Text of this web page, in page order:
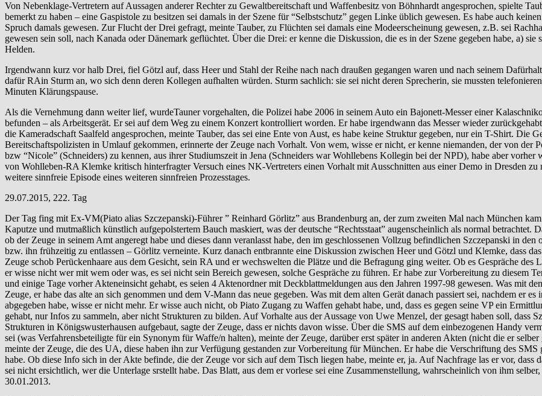
Von Nebenklage-Vertretern auf Aussagen anderer Rechter zu Gewaltbereitschaft und Waffenbesitz von Böhnhardt angesprochen, spielte
bemerkt zu haben – eine Gaspistole zu besitzen sei damals in der Szene für “Selbstschutz” gegen Linke üblich gewesen. Es habe auch
Spruch damals gewesen. Zur Flucht der Drei gefragt, meinte Tauber, zu Flüchten sei damals eine Modeerscheinung gewesen, z.B. sei
gewesen sein soll, nach Kanada oder Dänemark geflüchtet. Über die Drei: er kenne die Diskussion, die es in der Szene gegeben habe, a)
Helden.
Irgendwann kurz vor halb Drei, fiel Götzl auf, dass Heer und Stahl der Reihe nach nach draußen gegangen waren und nach seinem
dafür RAin Sturm an, wo sich denn deren Kollegen aufhalten würden. Sturm sachlich: sie sei nicht deren Sprecherin, sie mussten
Minuten Klärungspause.
Als die Vernehmung dann weiter lief, wurdeTauner vorgehalten, die Polizei habe 2006 in seinem Auto ein Bajonett-Messer einer
befunden – als Arbeitsgerät. Er sei auf dem Weg zu einem Konzert kontrolliert worden. Er habe irgendwann das Messer wieder
die Kameradschaft Saalfeld angesprochen, meinte Tauber, das sei eine Ente von Aust, es habe keine Struktur gegeben, nur ein T-Shirt. Die
Bereitschaftspolizisten in Umlauf gekommen, erinnerte der Zeuge nach Vorhalt. Von wem, wisse er nicht, er kenne niemanden, der von der
bzw “Nicole” (Schneiders) zu kennen, aus ihrer Studiumszeit in Jena (Schneiders war Wohllebens Kollegin bei der NPD), habe aber
von Wohlleben-RA Klemke kritisch hinterfragter Versuch eines NK-Vertreters einen Vorhalt mit Ausschnitten aus einer Demo in Dresden
weitere sinnfreie Episode eines weiteren sinnfreien Prozesstages.
29.07.2015, 222. Tag
Der Tag fing mit Ex-VM(Piato alias Szczepanski)-Führer ” Reinhard Görlitz” aus Brandenburg an, der zum zweiten Mal nach München
Kaputze und mutmaßlich künstlich aufgepolstertem Bauch maskiert, was der deutsche “Rechtsstaat” augenscheinlich als normal
ob der Zeuge in seinem Amt angeregt habe und dieses dann veranlasst habe, den im geschlossenen Vollzug befindlichen Szczepanski in
bzw. ihn frühzeitig zu entlassen – Görlitz verneinte. Kurz danach entbrannte eine Diskussion zwischen Heer und Götzl und Klemke, dass
Zeuge schob Perückenhaare aus dem Gesicht, sein RA und er wechswelten die Plätze und die Befragung ging weiter. Ob es Gespräche
er wisse nicht wer mit wem oder was, es sei nicht sein Bereich gewesen, solche Gespräche zu führen. Er habe zur Vorbereitung zu diesem
und einige Tage vorher Akteneinsicht gehabt, es seien 4 Aktenordner mit Deckblattmeldungen aus den Jahren 1997-98 gewesen. Was mit
Zeuge, er habe das alte an sich genommen und dem V-Mann das neue gegeben. Was mit dem alten Gerät danach passiert sei, nachdem er
abgegeben habe, wisse er nicht mehr. Er wisse auch nicht, ob Piato Zugang zu Waffen gehabt habe, und, dass es gegen seine VP ein
gehabt, nur Infos zu sammeln, aber nicht Strukturen zu bilden. Auf Vorhalte aus der Aussage von Uwe Menzel, der gesagt haben soll, dass
Strukturen in Königswusterhausen aufgebaut, sagte der Zeuge, dass er nichts davon wisse. Über die SMS auf dem einbezogenen Handy
sei (was Verfahrensbeteiligte für ein Synonym für Waffe/n halten), meinte der Zeuge, darüber erst später in anderen Akten (nicht die er
meinte der Zeuge, die des UA, diese haben ihn zur Verfügung gestanden zur Vorbereitung für München. Er habe die Verschriftung des
habe. Ob diese Info sich in der Akte befinde, die der Zeuge vor sich auf dem Tisch liegen habe, meinte er, ja. Auf Nachfrage las er vor, dass
sei nicht ersichtlich, wer die Unterlage srstellt habe. Das Blatt, aus dem er vorlese sei eine Zusammenstellung, wahrscheinlich von ihm
30.01.2013.